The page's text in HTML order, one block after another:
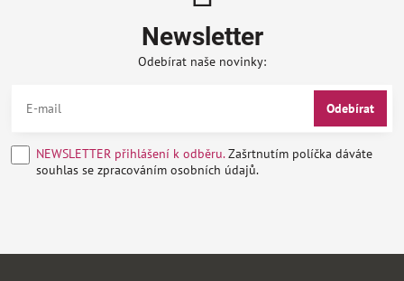
Newsletter
Odebírat naše novinky:
Odebírat
NEWSLETTER přihlášení k odběru.Zašrtnutím políčka dáváte
souhlas se zpracováním osobních údajů.